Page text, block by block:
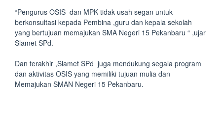
“Pengurus OSIS dan MPK tidak usah segan untuk
berkonsultasi kepada Pembina ,guru dan kepala sekolah
yang bertujuan memajukan SMA Negeri 15 Pekanbaru “ ,ujar
Slamet SPd.
Dan terakhir ,Slamet SPd juga mendukung segala program
dan aktivitas OSIS yang memiliki tujuan mulia dan
Memajukan SMAN Negeri 15 Pekanbaru.